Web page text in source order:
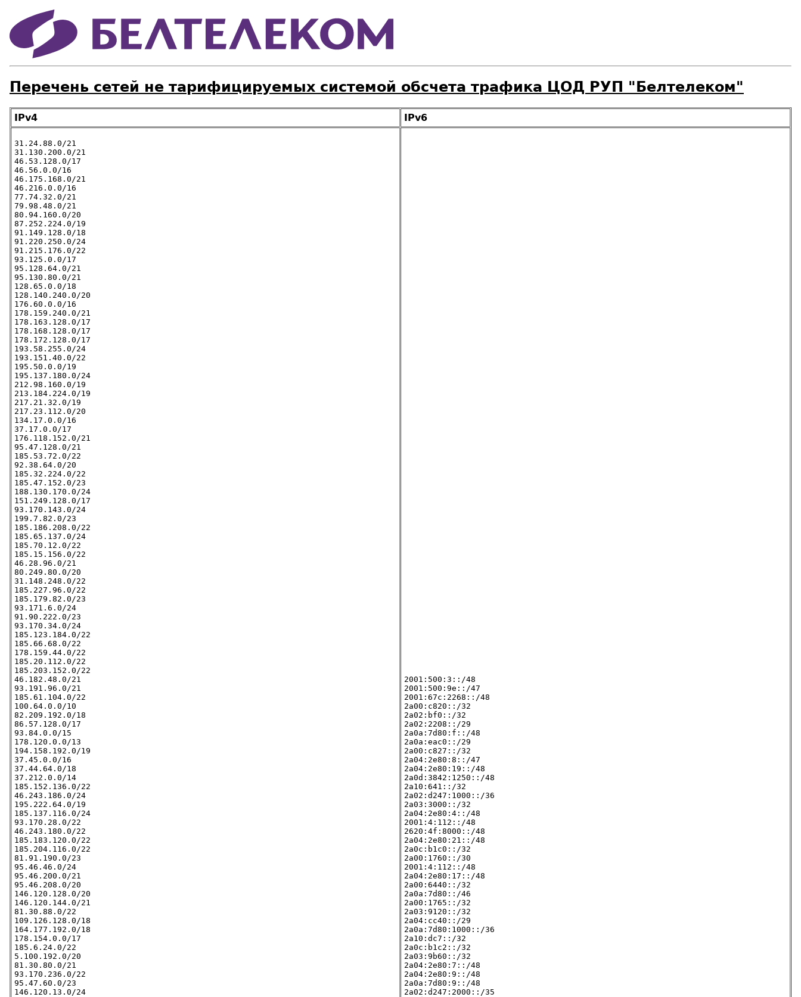
Перечень сетей не тарифицируемых системой обсчета трафика ЦОД РУП "Белтелеком"
IPv4 IPv6
31.24.88.0/21
31.130.200.0/21
46.53.128.0/17
46.56.0.0/16
46.175.168.0/21
46.216.0.0/16
77.74.32.0/21
79.98.48.0/21
80.94.160.0/20
87.252.224.0/19
91.149.128.0/18
91.220.250.0/24
91.215.176.0/22
93.125.0.0/17
95.128.64.0/21
95.130.80.0/21
128.65.0.0/18
128.140.240.0/20
176.60.0.0/16
178.159.240.0/21
178.163.128.0/17
178.168.128.0/17
178.172.128.0/17
193.58.255.0/24
193.151.40.0/22
195.50.0.0/19
195.137.180.0/24
212.98.160.0/19
213.184.224.0/19
217.21.32.0/19
217.23.112.0/20
134.17.0.0/16
37.17.0.0/17
176.118.152.0/21
95.47.128.0/21
185.53.72.0/22
92.38.64.0/20
185.32.224.0/22
185.47.152.0/23
188.130.170.0/24
151.249.128.0/17
93.170.143.0/24
199.7.82.0/23
185.186.208.0/22
185.65.137.0/24
185.70.12.0/22
185.15.156.0/22
46.28.96.0/21
80.249.80.0/20
31.148.248.0/22
185.227.96.0/22
185.179.82.0/23
93.171.6.0/24
91.90.222.0/23
93.170.34.0/24
185.123.184.0/22
185.66.68.0/22
178.159.44.0/22
185.20.112.0/22
185.203.152.0/22
46.182.48.0/21
93.191.96.0/21
185.61.104.0/22
100.64.0.0/10
82.209.192.0/18
86.57.128.0/17
93.84.0.0/15
178.120.0.0/13
194.158.192.0/19
37.45.0.0/16
37.44.64.0/18
37.212.0.0/14
185.152.136.0/22
46.243.186.0/24
195.222.64.0/19
185.137.116.0/24
93.170.28.0/22
46.243.180.0/22
185.183.120.0/22
185.204.116.0/22
81.91.190.0/23
95.46.46.0/24
95.46.200.0/21
95.46.208.0/20
146.120.128.0/20
146.120.144.0/21
81.30.88.0/22
109.126.128.0/18
164.177.192.0/18
178.154.0.0/17
185.6.24.0/22
5.100.192.0/20
81.30.80.0/21
93.170.236.0/22
95.47.60.0/23
146.120.13.0/24
2001:500:3::/48
2001:500:9e::/47
2001:67c:2268::/48
2a00:c820::/32
2a02:bf0::/32
2a02:2208::/29
2a0a:7d80:f::/48
2a0a:eac0::/29
2a00:c827::/32
2a04:2e80:8::/47
2a04:2e80:19::/48
2a0d:3842:1250::/48
2a10:641::/32
2a02:d247:1000::/36
2a03:3000::/32
2a04:2e80:4::/48
2001:4:112::/48
2620:4f:8000::/48
2a04:2e80:21::/48
2a0c:b1c0::/32
2a00:1760::/30
2001:4:112::/48
2a04:2e80:17::/48
2a00:6440::/32
2a0a:7d80::/46
2a00:1765::/32
2a03:9120::/32
2a04:cc40::/29
2a0a:7d80:1000::/36
2a10:dc7::/32
2a0c:b1c2::/32
2a03:9b60::/32
2a04:2e80:7::/48
2a04:2e80:9::/48
2a0a:7d80:9::/48
2a02:d247:2000::/35